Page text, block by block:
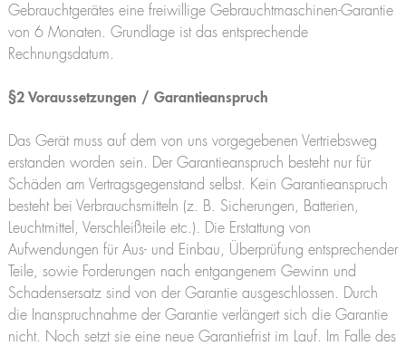
Gebrauchtgerätes eine freiwillige Gebrauchtmaschinen-Garantie
von 6 Monaten. Grundlage ist das entsprechende
Rechnungsdatum.
§2 Voraussetzungen / Garantieanspruch
Das Gerät muss auf dem von uns vorgegebenen Vertriebsweg
erstanden worden sein. Der Garantieanspruch besteht nur für
Schäden am Vertragsgegenstand selbst. Kein Garantieanspruch
besteht bei Verbrauchsmitteln (z. B. Sicherungen, Batterien,
Leuchtmittel, Verschleißteile etc.). Die Erstattung von
Aufwendungen für Aus- und Einbau, Überprüfung entsprechender
Teile, sowie Forderungen nach entgangenem Gewinn und
Schadensersatz sind von der Garantie ausgeschlossen. Durch
die Inanspruchnahme der Garantie verlängert sich die Garantie
nicht. Noch setzt sie eine neue Garantiefrist im Lauf. Im Falle des